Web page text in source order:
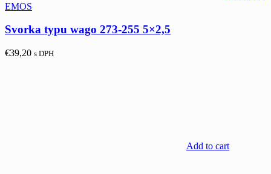
EMOS
Svorka typu wago 273-255 5×2,5
€39,20 s DPH
Add to cart